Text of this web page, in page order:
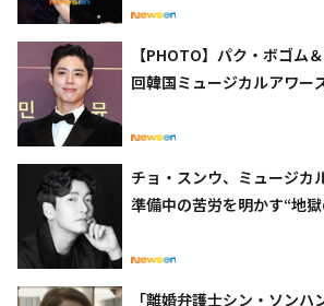
【PHOTO】パク・ボゴム
回韓国ミュージカルアワー
チョ・スンウ、ミュージカ
準備中の苦労を明かす“地
「離婚弁護士シン・ソン